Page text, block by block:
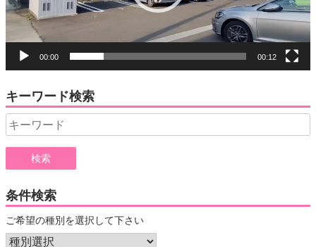
ー
00:00 00:12
キーワード検索
Search
for:
条件検索
ご希望の種別を選択して下さい